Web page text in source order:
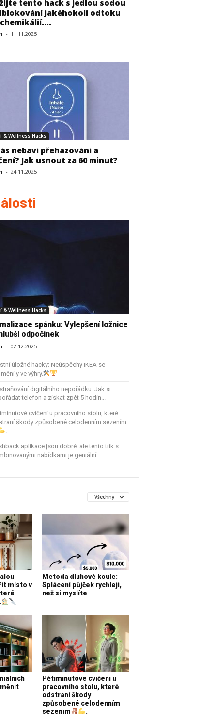
tento hack s jedlou sodou
jakéhokoli odtoku
- 11.11.2025
& Wellness Hacks
nebaví přehazování a
Jak usnout za 60 minut?
- 24.11.2025
& Wellness Hacks
spánku: Vylepšení ložnice
odpočinek
- 02.12.2025
úložné hacky: Neúspěchy IKEA se
ve výhry.
digitálního nepořádku: Jak si
telefon a získat zpět 5 hodin...
cvičení u pracovního stolu, které
škody způsobené celodenním sezením
.
aplikace jsou dobré, ale tento trik s
nabídkami je geniální....
Všechny
místo v
Metoda dluhové koule:
Splácení půjček rychleji,
než si myslíte
Pětiminutové cvičení u
pracovního stolu, které
odstraní škody
způsobené celodenním
sezením
.